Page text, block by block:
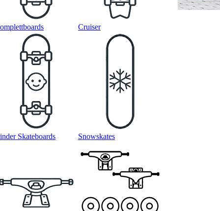
Cruiser
Skateboards Snowskates